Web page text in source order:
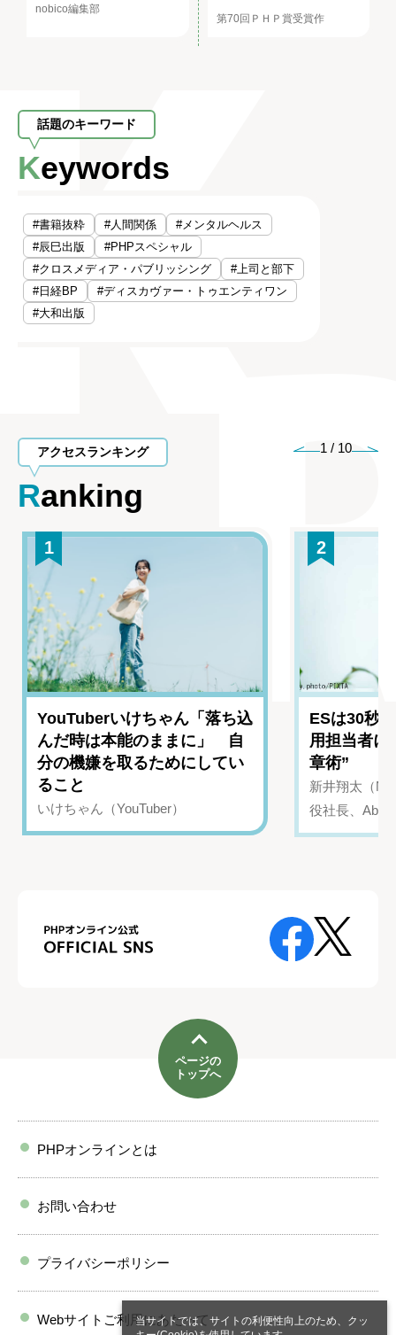
当サイトでは、サイトの利便性向上のため、クッ
nobico編集部
第70回ＰＨＰ賞受賞作
話題のキーワード
Keywords
#書籍抜粋 #人間関係
#メンタルヘルス
#辰巳出版
#PHPスペシャル
#クロスメディア・パブリッシング
#上司と部下
#日経BP
#ディスカヴァー・トゥエンティワン
#大和出版
アクセスランキング
Ranking
1 / 10
1
YouTuberいけちゃん「落ち込
んだ時は本能のままに」 自
分の機嫌を取るためにしてい
ること
いけちゃん（YouTuber）
2
ESは30秒
用担当者に
章術”
新井翔太（
役社長、
ページの
トップへ
PHPオンラインとは
お問い合わせ
プライバシーポリシー
Webサイトご利用にあたって